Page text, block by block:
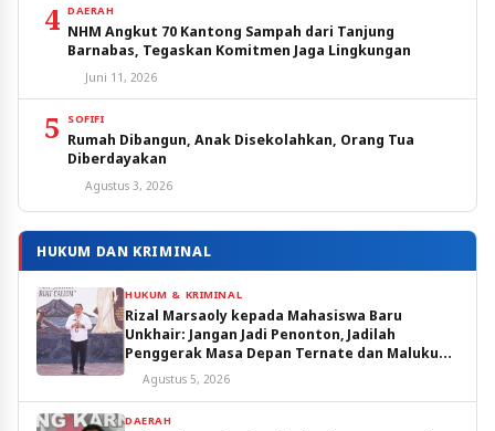
4 DAERAH
NHM Angkut 70 Kantong Sampah dari Tanjung
Barnabas, Tegaskan Komitmen Jaga Lingkungan
Juni 11, 2026
5 SOFIFI
Rumah Dibangun, Anak Disekolahkan, Orang Tua
Diberdayakan
Agustus 3, 2026
HUKUM DAN KRIMINAL
HUKUM & KRIMINAL
Rizal Marsaoly kepada Mahasiswa Baru
Unkhair: Jangan Jadi Penonton, Jadilah
Penggerak Masa Depan Ternate dan Maluku
Utara
Agustus 5, 2026
DAERAH